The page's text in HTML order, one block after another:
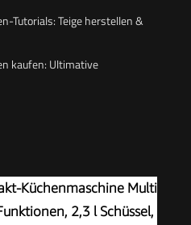
Tutorials: Teige herstellen &
kaufen: Ultimative
Küchenmaschine Multi
2,3 l Schüssel,